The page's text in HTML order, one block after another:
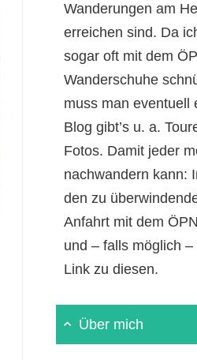
Wanderungen am
erreichen sind. Da
sogar oft mit dem
Wanderschuhe
muss man eventuell
Blog gibt’s u. a.
Fotos. Damit jeder
nachwandern kann:
den zu
Anfahrt mit dem
und – falls möglich
Link zu diesen.
Über mich